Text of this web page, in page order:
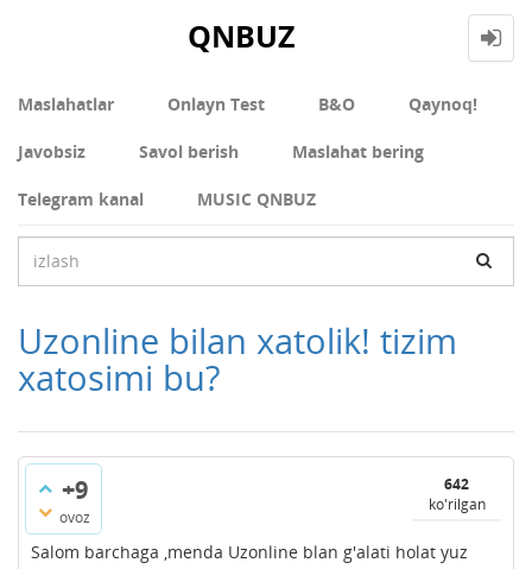
QNBUZ
Maslahatlar Onlayn Test В&О Qaynoq!
Javobsiz Savol berish Maslahat bering
Telegram kanal MUSIC QNBUZ
Uzonline bilan xatolik! tizim
xatosimi bu?
+9
ovoz
642
ko'rilgan
Salom barchaga ,menda Uzonline blan g'alati holat yuz